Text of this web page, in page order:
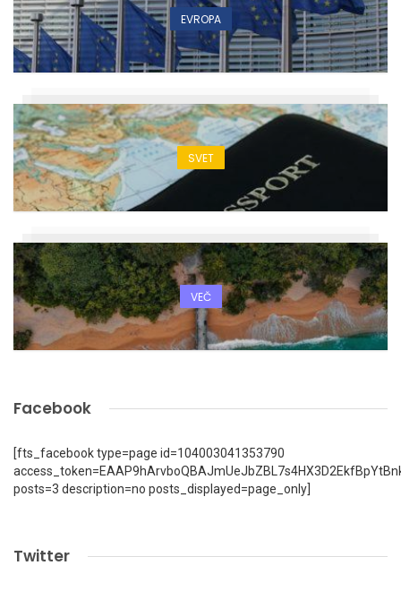
EVROPA
SVET
VEČ
Facebook
[fts_facebook type=page id=104003041353790
posts=3 description=no posts_displayed=page_only]
Twitter